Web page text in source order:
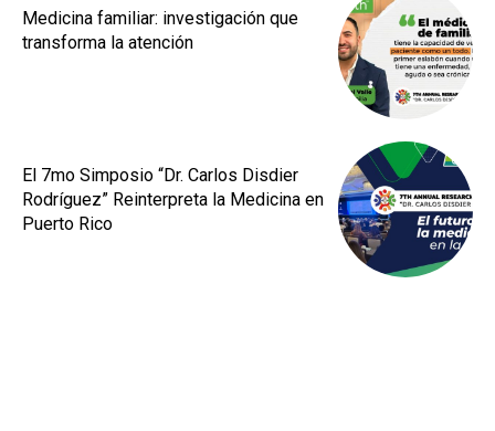
Medicina familiar: investigación que
transforma la atención
El 7mo Simposio “Dr. Carlos Disdier
Rodríguez” Reinterpreta la Medicina en
Puerto Rico